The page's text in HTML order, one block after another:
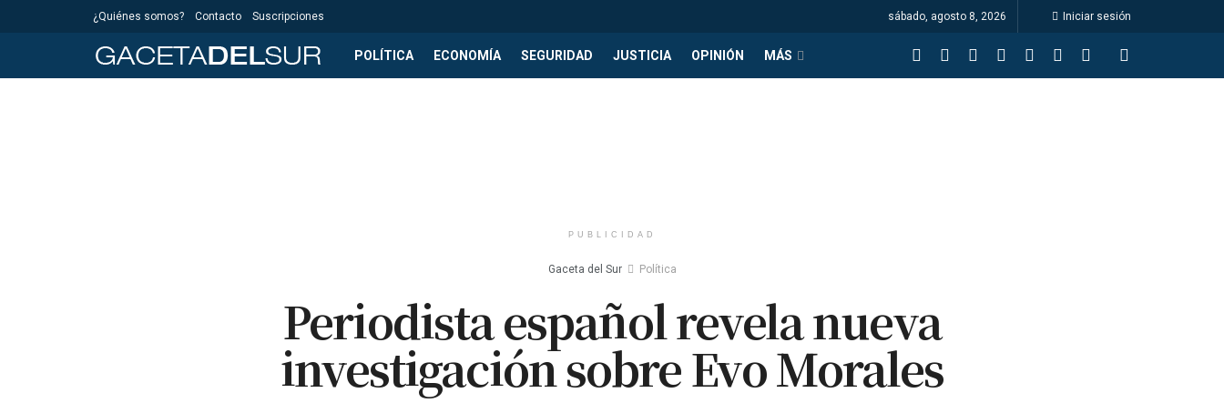
¿Quiénes somos? Contacto Suscripciones sábado, agosto 8, 2026 Iniciar sesión
POLÍTICA ECONOMÍA SEGURIDAD JUSTICIA OPINIÓN MÁS
PUBLICIDAD
Gaceta del Sur Política
Periodista español revela nueva
investigación sobre Evo Morales